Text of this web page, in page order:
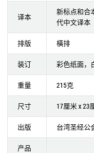
译本
新标点和合
代中文译本
排版 橫排
装订 彩色纸面，
重量 215克
尺寸 17厘米 x 23
出版 台湾圣经公
产品